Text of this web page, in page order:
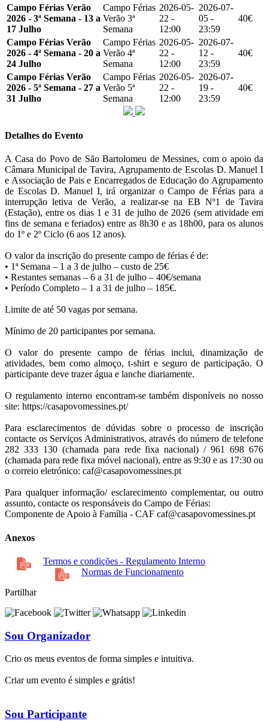
Campo Férias Verão
2026 - 3ª Semana - 13 a
17 Julho
Campo Férias
Verão 3ª
Semana
2026-05-
22 -
12:00
2026-07-
05 -
23:59
40€
Campo Férias Verão
2026 - 4ª Semana - 20 a
24 Julho
Campo Férias
Verão 4ª
Semana
2026-05-
22 -
12:00
2026-07-
12 -
23:59
40€
Campo Férias Verão
2026 - 5ª Semana - 27 a
31 Julho
Campo Férias
Verão 5ª
Semana
2026-05-
22 -
12:00
2026-07-
19 -
23:59
40€
Detalhes do Evento
A Casa do Povo de São Bartolomeu de Messines, com o apoio da
Câmara Municipal de Tavira, Agrupamento de Escolas D. Manuel I
e Associação de Pais e Encarregados de Educação do Agrupamento
de Escolas D. Manuel I, irá organizar o Campo de Férias para a
interrupção letiva de Verão, a realizar-se na EB Nº1 de Tavira
(Estação), entre os dias 1 e 31 de julho de 2026 (sem atividade em
fins de semana e feriados) entre as 8h30 e as 18h00, para os alunos
do 1º e 2º Ciclo (6 aos 12 anos).
O valor da inscrição do presente campo de férias é de:
• 1ª Semana – 1 a 3 de julho – custo de 25€
• Restantes semanas – 6 a 31 de julho – 40€/semana
• Período Completo – 1 a 31 de julho – 185€.
Limite de até 50 vagas por semana.
Mínimo de 20 participantes por semana.
O valor do presente campo de férias inclui, dinamização de
atividades, bem como almoço, t-shirt e seguro de participação. O
participante deve trazer água e lanche diariamente.
O regulamento interno encontram-se também disponíveis no nosso
site: https://casapovomessines.pt/
Para esclarecimentos de dúvidas sobre o processo de inscrição
contacte os Serviços Administrativos, através do número de telefone
282 333 130 (chamada para rede fixa nacional) / 961 698 676
(chamada para rede fixa móvel nacional), entre as 9:30 e as 17:30 ou
o correio eletrónico: caf@casapovomessines.pt
Para qualquer informação/ esclarecimento complementar, ou outro
assunto, contacte os responsáveis do Campo de Férias:
Componente de Apoio à Família - CAF caf@casapovomessines.pt
Anexos
Termos e condições - Regulamento Interno
Normas de Funcionamento
Partilhar
Sou Organizador
Crio os meus eventos de forma simples e intuitiva.
Criar um evento é simples e grátis!
Sou Participante